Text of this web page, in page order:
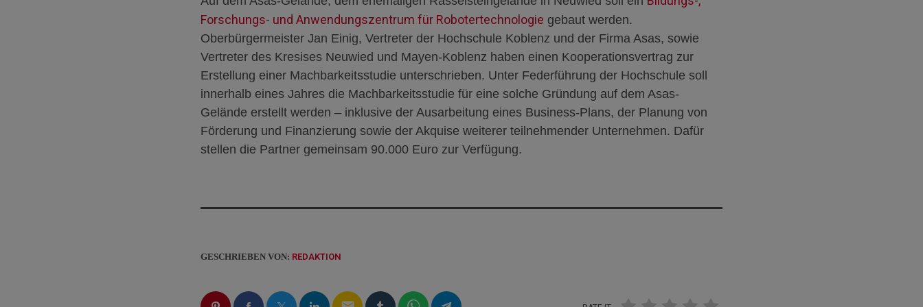
Forschungs- und Anwendungszentrum für Robotertechnologie gebaut werden.
Oberbürgermeister Jan Einig, Vertreter der Hochschule Koblenz und der Firma Asas, sowie
Vertreter des Kresises Neuwied und Mayen-Koblenz haben einen Kooperationsvertrag zur
Erstellung einer Machbarkeitsstudie unterschrieben. Unter Federführung der Hochschule soll
innerhalb eines Jahres die Machbarkeitsstudie für eine solche Gründung auf dem Asas-
Gelände erstellt werden – inklusive der Ausarbeitung eines Business-Plans, der Planung von
Förderung und Finanzierung sowie der Akquise weiterer teilnehmender Unternehmen. Dafür
stellen die Partner gemeinsam 90.000 Euro zur Verfügung.
GESCHRIEBEN VON: REDAKTION